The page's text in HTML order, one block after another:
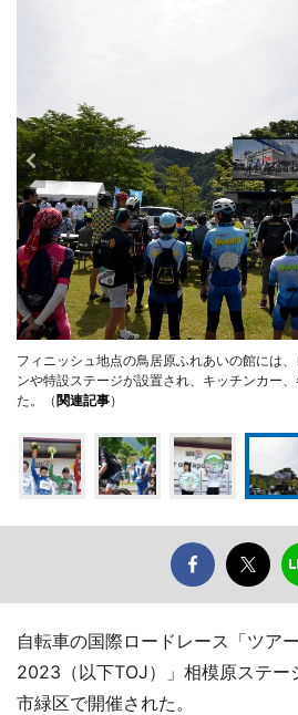
フィニッシュ地点の鳥居原ふれあいの館には
ンや特設ステージが設置され、キッチンカー
た。（関連記事）
自転車の国際ロードレース「ツア
2023（以下TOJ）」相模原ステー
市緑区で開催された。